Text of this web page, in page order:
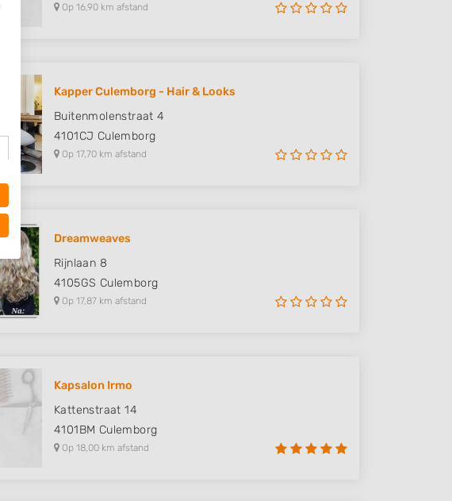
Op 16,90 km afstand
Kapper Culemborg - Hair & Looks
Buitenmolenstraat 4
4101CJ Culemborg
Op 17,70 km afstand
Dreamweaves
Rijnlaan 8
4105GS Culemborg
Op 17,87 km afstand
Kapsalon Irmo
Kattenstraat 14
4101BM Culemborg
Op 18,00 km afstand